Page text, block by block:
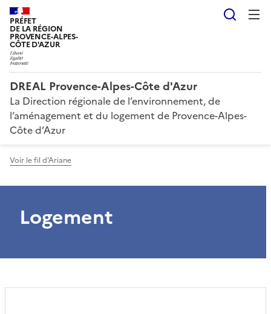
PRÉFET
DE LA RÉGION
PROVENCE-ALPES-
CÔTE D'AZUR
DREAL Provence-Alpes-Côte d'Azur
La Direction régionale de l’environnement, de
l’aménagement et du logement de Provence-Alpes-
Côte d’Azur
Voir le fil d'Ariane
Logement